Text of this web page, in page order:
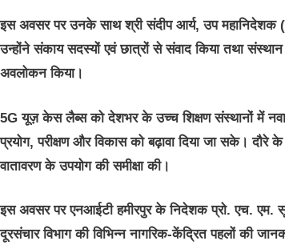
इस अवसर पर उनके साथ श्री संदीप आर्य, उप महानिदेशक
उन्होंने संकाय सदस्यों एवं छात्रों से संवाद किया तथा
अवलोकन किया।
5G यूज़ केस लैब्स को देशभर के उच्च शिक्षण संस्थानों में
प्रयोग, परीक्षण और विकास को बढ़ावा दिया जा सके। दौरे
वातावरण के उपयोग की समीक्षा की।
इस अवसर पर एनआईटी हमीरपुर के निदेशक प्रो. एच. एम.
दूरसंचार विभाग की विभिन्न नागरिक-केंद्रित पहलों की